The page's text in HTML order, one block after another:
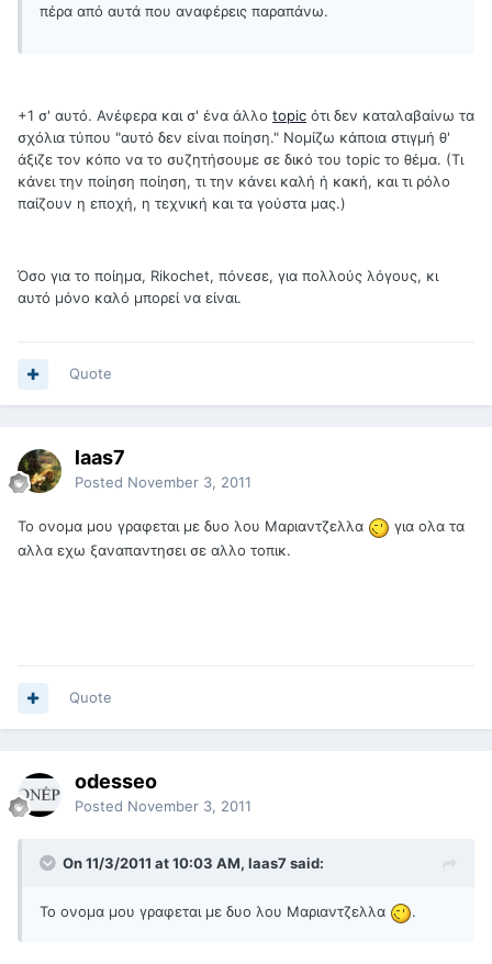
πέρα από αυτά που αναφέρεις παραπάνω.
+1 σ' αυτό. Ανέφερα και σ' ένα άλλο topic ότι δεν καταλαβαίνω τα
σχόλια τύπου "αυτό δεν είναι ποίηση." Νομίζω κάποια στιγμή θ'
άξιζε τον κόπο να το συζητήσουμε σε δικό του topic το θέμα. (Τι
κάνει την ποίηση ποίηση, τι την κάνει καλή ή κακή, και τι ρόλο
παίζουν η εποχή, η τεχνική και τα γούστα μας.)
Όσο για το ποίημα, Rikochet, πόνεσε, για πολλούς λόγους, κι
αυτό μόνο καλό μπορεί να είναι.
Quote
laas7
Posted November 3, 2011
Το ονομα μου γραφεται με δυο λου Μαριαντζελλα
για ολα τα
αλλα εχω ξαναπαντησει σε αλλο τοπικ.
Quote
odesseo
Posted November 3, 2011
On 11/3/2011 at 10:03 AM, laas7 said:
Το ονομα μου γραφεται με δυο λου Μαριαντζελλα .